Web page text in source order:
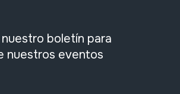
boletín para
nuestros eventos